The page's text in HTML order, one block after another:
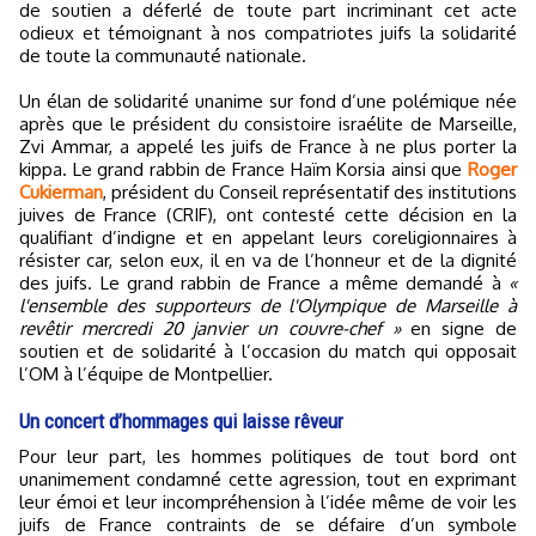
de soutien a déferlé de toute part incriminant cet acte
odieux et témoignant à nos compatriotes juifs la solidarité
de toute la communauté nationale.
Un élan de solidarité unanime sur fond d’une polémique née
après que le président du consistoire israélite de Marseille,
Zvi Ammar, a appelé les juifs de France à ne plus porter la
kippa. Le grand rabbin de France Haïm Korsia ainsi que Roger
Cukierman, président du Conseil représentatif des institutions
juives de France (CRIF), ont contesté cette décision en la
qualifiant d’indigne et en appelant leurs coreligionnaires à
résister car, selon eux, il en va de l’honneur et de la dignité
des juifs. Le grand rabbin de France a même demandé à «
l'ensemble des supporteurs de l'Olympique de Marseille à
revêtir mercredi 20 janvier un couvre-chef »en signe de
soutien et de solidarité à l’occasion du match qui opposait
l’OM à l’équipe de Montpellier.
Un concert d’hommages qui laisse rêveur
Pour leur part, les hommes politiques de tout bord ont
unanimement condamné cette agression, tout en exprimant
leur émoi et leur incompréhension à l’idée même de voir les
juifs de France contraints de se défaire d’un symbole